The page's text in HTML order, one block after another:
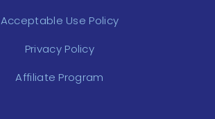
Acceptable Use Policy
Privacy Policy
Affiliate Program